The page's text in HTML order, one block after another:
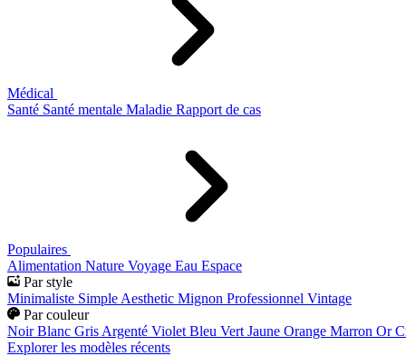
Médical
Santé Santé mentale Maladie Rapport de cas
Populaires
Alimentation Nature Voyage Eau Espace
Par style
Minimaliste Simple Aesthetic Mignon Professionnel Vintage
Par couleur
Noir Blanc Gris Argenté Violet Bleu Vert Jaune Orange Marron Or
Explorer les modèles récents